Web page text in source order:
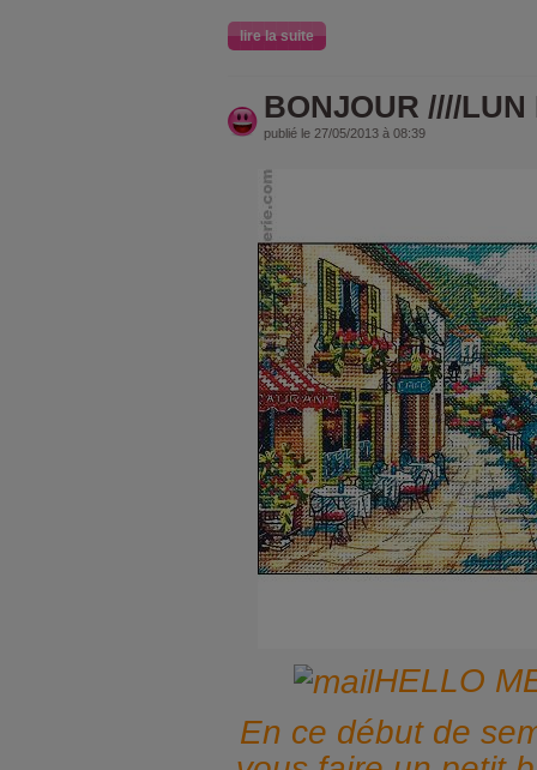
lire la suite
BONJOUR ////LUN
publié le 27/05/2013 à 08:39
HELLO
En ce début de